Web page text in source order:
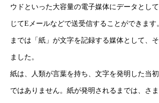
ウドといった大容量の電子媒体にデータとし
じてEメールなどで送受信することができま
までは「紙」が文字を記録する媒体として、
ました。
紙は、人類が言葉を持ち、文字を発明した当
ではありません。紙が発明されるまでは、さ